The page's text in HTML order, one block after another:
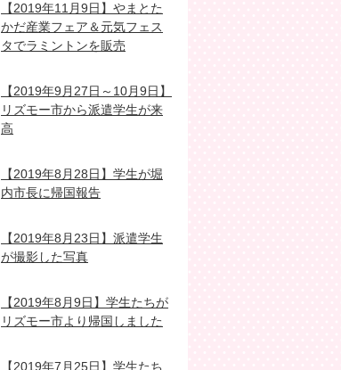
【2019年11月9日】やまとた
かだ産業フェア＆元気フェス
タでラミントンを販売
【2019年9月27日～10月9日】
リズモー市から派遣学生が来
高
【2019年8月28日】学生が堀
内市長に帰国報告
【2019年8月23日】派遣学生
が撮影した写真
【2019年8月9日】学生たちが
リズモー市より帰国しました
【2019年7月25日】学生たち